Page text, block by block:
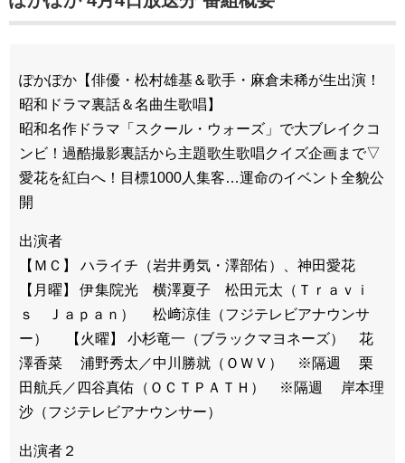
ぽかぽか【俳優・松村雄基＆歌手・麻倉未稀が生出演！
昭和ドラマ裏話＆名曲生歌唱】
昭和名作ドラマ「スクール・ウォーズ」で大ブレイクコ
ンビ！過酷撮影裏話から主題歌生歌唱クイズ企画まで▽
愛花を紅白へ！目標1000人集客…運命のイベント全貌公
開
出演者
【ＭＣ】 ハライチ（岩井勇気・澤部佑）、神田愛花
【月曜】 伊集院光 横澤夏子 松田元太（Ｔｒａｖｉ
ｓ Ｊａｐａｎ） 松﨑涼佳（フジテレビアナウンサ
ー） 【火曜】 小杉竜一（ブラックマヨネーズ） 花
澤香菜 浦野秀太／中川勝就（ＯＷＶ） ※隔週 栗
田航兵／四谷真佑（ＯＣＴＰＡＴＨ） ※隔週 岸本理
沙（フジテレビアナウンサー）
出演者２